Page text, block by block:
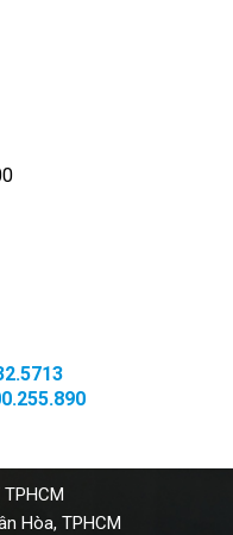
Hòa, TPHCM